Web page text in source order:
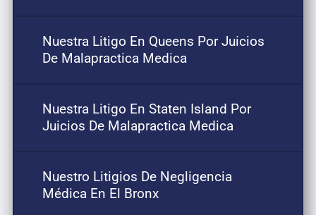
Nuestra Litigo En Queens Por Juicios
De Malapractica Medica
Nuestra Litigo En Staten Island Por
Juicios De Malapractica Medica
Nuestro Litigios De Negligencia
Médica En El Bronx